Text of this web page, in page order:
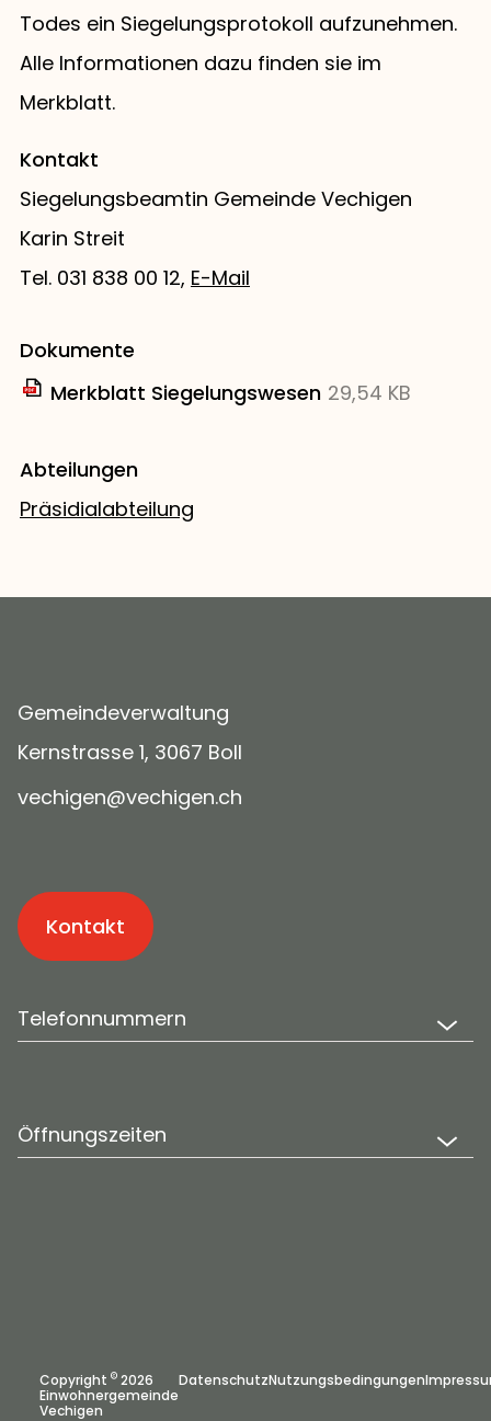
Todes ein Siegelungsprotokoll aufzunehmen.
Alle Informationen dazu finden sie im
Merkblatt.
Kontakt
Siegelungsbeamtin Gemeinde Vechigen
Karin Streit
Tel. 031 838 00 12, E-Mail
Dokumente
Merkblatt Siegelungswesen 29,54 KB
Abteilungen
Präsidialabteilung
Gemeindeverwaltung
Kernstrasse 1, 3067 Boll
v ch g n v ch g n ch
Kontakt
Telefonnummern
Öffnungszeiten
Copyright © 2026
Einwohnergemeinde
Vechigen
DatenschutzNutzungsbedingungen